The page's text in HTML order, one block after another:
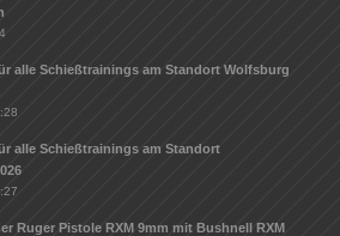
alle Schießtrainings am Standort Wolfsburg
alle Schießtrainings am Standort
Ruger Pistole RXM 9mm mit Bushnell RXM